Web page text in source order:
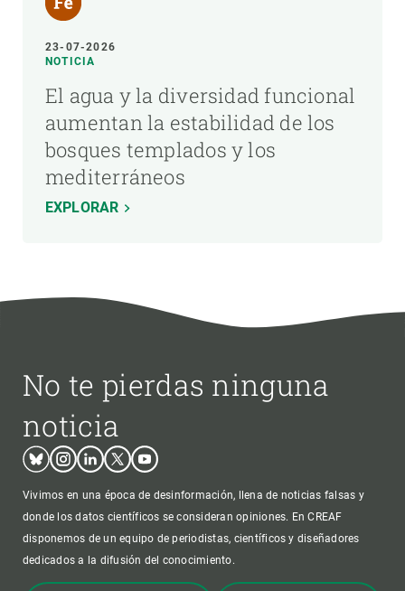
23-07-2026
NOTICIA
El agua y la diversidad funcional
aumentan la estabilidad de los
bosques templados y los
mediterráneos
EXPLORAR
No te pierdas ninguna
noticia
BlueskyInstagram
LinkedinTwitterYoutube
Vivimos en una época de desinformación, llena de noticias falsas y
donde los datos científicos se consideran opiniones. En CREAF
disponemos de un equipo de periodistas, científicos y diseñadores
dedicados a la difusión del conocimiento.